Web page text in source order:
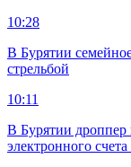
10:28
В Бурятии
стрельбой
10:11
В Бурятии дроппер
электронного